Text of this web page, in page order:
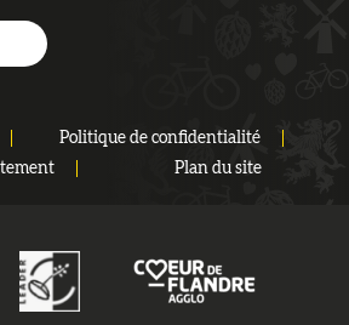
Politique de confidentialité
Plan du site